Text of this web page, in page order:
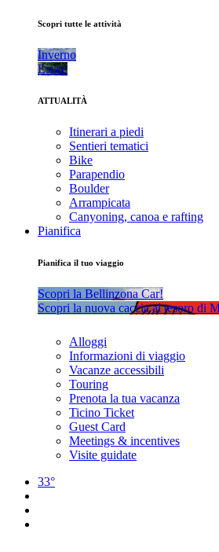
Scopri tutte le attività
Inverno
Estate
ATTUALITÀ
Itinerari a piedi
Sentieri tematici
Bike
Parapendio
Boulder
Arrampicata
Canyoning, canoa e rafting
Pianifica
Pianifica il tuo viaggio
Scopri la Bellinzona Car!
Scopri la nuova caccia al tesoro di
Alloggi
Informazioni di viaggio
Vacanze accessibili
Touring
Prenota la tua vacanza
Ticino Ticket
Guest Card
Meetings & incentives
Visite guidate
33°